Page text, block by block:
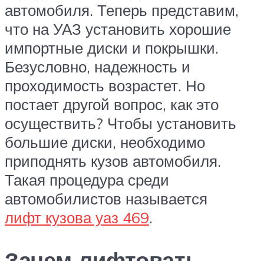
автомобиля. Теперь представим,
что на УАЗ установить хорошие
импортные диски и покрышки.
Безусловно, надежность и
проходимость возрастет. Но
постает другой вопрос, как это
осуществить? Чтобы установить
большие диски, необходимо
приподнять кузов автомобиля.
Такая процедура среди
автомобилистов называется
лифт кузова уаз 469.